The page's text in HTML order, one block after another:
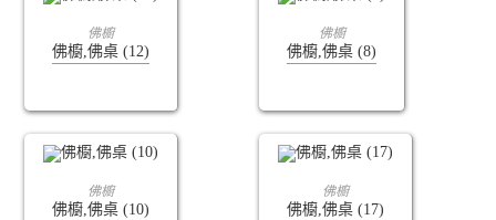
查看內容
佛櫥
佛櫥,佛桌 (12)
查看內容
佛櫥
佛櫥,佛桌 (8)
查看內容
佛櫥
佛櫥,佛桌 (10)
查看內容
佛櫥
佛櫥,佛桌 (17)